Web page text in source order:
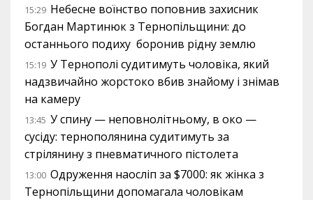
15:29 Небесне воїнство поповнив захисник
Богдан Мартинюк з Тернопільщини: до
останнього подиху боронив рідну землю
15:19 У Тернополі судитимуть чоловіка, який
надзвичайно жорстоко вбив знайому і знімав
на камеру
13:45 У спину — неповнолітньому, в око —
сусіду: тернополянина судитимуть за
стрілянину з пневматичного пістолета
13:00 Одруження наосліп за $7000: як жінка з
Тернопільщини допомагала чоловікам